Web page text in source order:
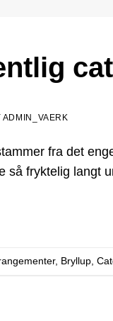
ADMIN_VAERK
fra det
så fryktelig langt
, Bryllup,